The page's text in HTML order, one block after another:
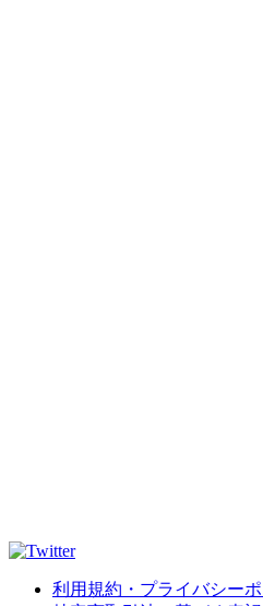
利用規約・プライバシー